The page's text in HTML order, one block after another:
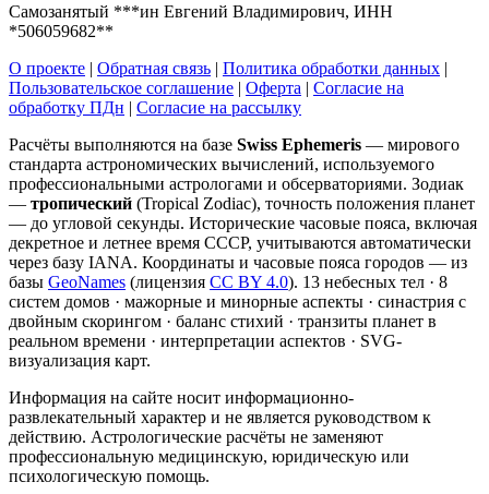
Самозанятый ***ин Евгений Владимирович, ИНН
*506059682**
О проекте | Обратная связь | Политика обработки данных |
Пользовательское соглашение | Оферта | Согласие на
обработку ПДн | Согласие на рассылку
Расчёты выполняются на базе Swiss Ephemeris — мирового
стандарта астрономических вычислений, используемого
профессиональными астрологами и обсерваториями. Зодиак
— тропический (Tropical Zodiac), точность положения планет
— до угловой секунды. Исторические часовые пояса, включая
декретное и летнее время СССР, учитываются автоматически
через базу IANA. Координаты и часовые пояса городов — из
базы GeoNames (лицензия CC BY 4.0). 13 небесных тел · 8
систем домов · мажорные и минорные аспекты · синастрия с
двойным скорингом · баланс стихий · транзиты планет в
реальном времени · интерпретации аспектов · SVG-
визуализация карт.
Информация на сайте носит информационно-
развлекательный характер и не является руководством к
действию. Астрологические расчёты не заменяют
профессиональную медицинскую, юридическую или
психологическую помощь.